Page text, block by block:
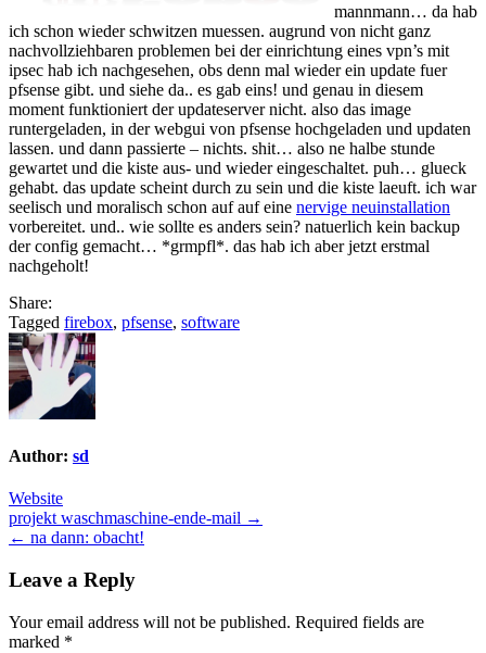
mannmann… da hab
ich schon wieder schwitzen muessen. augrund von nicht ganz
nachvollziehbaren problemen bei der einrichtung eines vpn’s mit
ipsec hab ich nachgesehen, obs denn mal wieder ein update fuer
pfsense gibt. und siehe da.. es gab eins! und genau in diesem
moment funktioniert der updateserver nicht. also das image
runtergeladen, in der webgui von pfsense hochgeladen und updaten
lassen. und dann passierte – nichts. shit… also ne halbe stunde
gewartet und die kiste aus- und wieder eingeschaltet. puh… glueck
gehabt. das update scheint durch zu sein und die kiste laeuft. ich war
seelisch und moralisch schon auf auf eine nervige neuinstallation
vorbereitet. und.. wie sollte es anders sein? natuerlich kein backup
der config gemacht… *grmpfl*. das hab ich aber jetzt erstmal
nachgeholt!
Share:
Tagged firebox, pfsense, software
Author: sd
Website
Post
navigation
projekt waschmaschine-ende-mail →
← na dann: obacht!
Leave a Reply
Your email address will not be published. Required fields are
marked *